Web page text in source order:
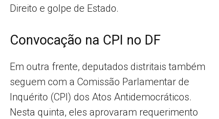
Direito e golpe de Estado.
Convocação na CPI no DF
Em outra frente, deputados distritais também
seguem com a Comissão Parlamentar de
Inquérito (CPI) dos Atos Antidemocráticos.
Nesta quinta, eles aprovaram requerimento